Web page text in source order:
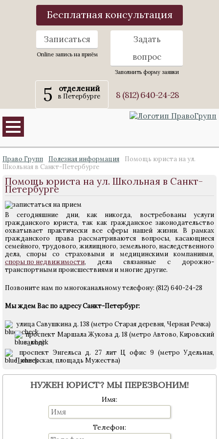
Бесплатная консультация
Записаться
Online запись на приём
Задать
вопрос
Заполнить форму заявки
5 отделений
в Петербурге 8 (812) 640-24-28
Право Групп Полезная информация
Помощь юриста на ул.
Школьная в Санкт-Петербурге
Помощь юриста на ул. Школьная в Санкт-
Петербурге
В сегодняшние дни, как никогда, востребованы услуги
гражданского юриста, так как гражданское законодательство
охватывает практически все сферы нашей жизни. В рамках
гражданского права рассматриваются вопросы, касающиеся
семейного, трудового, жилищного, земельного, наследственного
дела, споры со страховыми и медицинскими компаниями,
споры по недвижимости, дела связанные с дорожно-
транспортными происшествиями и многие другие.
Позвоните нам по многоканальному телефону: (812) 640-24-28
Мы ждем Вас по адресу Санкт-Петербург:
улица Савушкина д. 138 (метро Старая деревня, Черная Речка)
проспект Маршала Жукова д. 18 (метро Автово, Кировский
завод)
проспект Энгельса д. 27 лит Ц офис 9 (метро Удельная,
Пионерская, площадь Мужества)
НУЖЕН ЮРИСТ? МЫ ПЕРЕЗВОНИМ!
Имя:
Телефон: